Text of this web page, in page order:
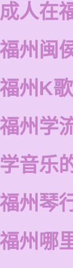
成人在
福州闽
福州K
福州学
学音乐
福州琴
福州哪